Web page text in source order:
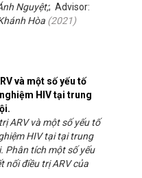
và một số yếu tố
HIV tại trung
Nguyệt;; Advisor:
Hòa (2021)
ARV và một số yếu tố
HIV tại tại trung
Phân tích một số yếu
nối điều trị ARV của